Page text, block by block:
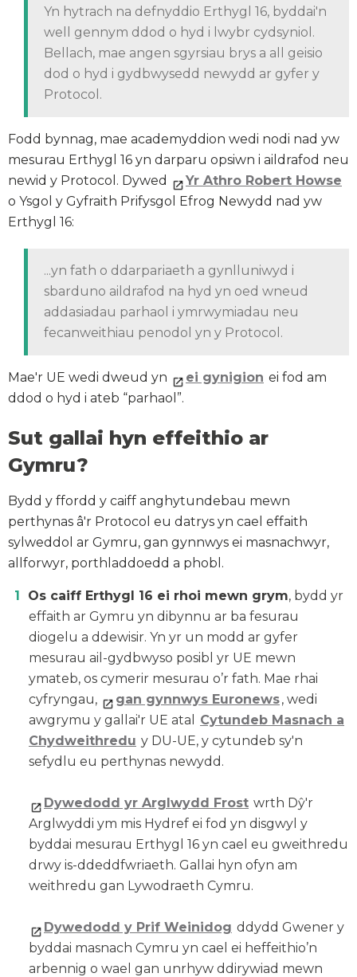
Yn hytrach na defnyddio Erthygl 16, byddai'n
well gennym ddod o hyd i lwybr cydsyniol.
Bellach, mae angen sgyrsiau brys a all geisio
dod o hyd i gydbwysedd newydd ar gyfer y
Protocol.
Fodd bynnag, mae academyddion wedi nodi nad yw
mesurau Erthygl 16 yn darparu opsiwn i aildrafod neu
newid y Protocol. Dywed
Yr Athro Robert Howse
o Ysgol y Gyfraith Prifysgol Efrog Newydd nad yw
Erthygl 16:
...yn fath o ddarpariaeth a gynlluniwyd i
sbarduno aildrafod na hyd yn oed wneud
addasiadau parhaol i ymrwymiadau neu
fecanweithiau penodol yn y Protocol.
Mae'r UE wedi dweud yn ei gynigion ei fod am
ddod o hyd i ateb “parhaol”.
Sut gallai hyn effeithio ar
Gymru?
Bydd y ffordd y caiff anghytundebau mewn
perthynas â'r Protocol eu datrys yn cael effaith
sylweddol ar Gymru, gan gynnwys ei masnachwyr,
allforwyr, porthladdoedd a phobl.
Os caiff Erthygl 16 ei rhoi mewn grym, bydd yr
effaith ar Gymru yn dibynnu ar ba fesurau
diogelu a ddewisir. Yn yr un modd ar gyfer
mesurau ail-gydbwyso posibl yr UE mewn
ymateb, os cymerir mesurau o’r fath. Mae rhai
cyfryngau,
gan gynnwys Euronews, wedi
awgrymu y gallai'r UE atal
Cytundeb Masnach a
Chydweithredu y DU-UE, y cytundeb sy'n
sefydlu eu perthynas newydd.
Dywedodd yr Arglwydd Frost wrth Dŷ'r
Arglwyddi ym mis Hydref ei fod yn disgwyl y
byddai mesurau Erthygl 16 yn cael eu gweithredu
drwy is-ddeddfwriaeth. Gallai hyn ofyn am
weithredu gan Lywodraeth Cymru.
Dywedodd y Prif Weinidog ddydd Gwener y
byddai masnach Cymru yn cael ei heffeithio’n
arbennig o wael gan unrhyw ddirywiad mewn